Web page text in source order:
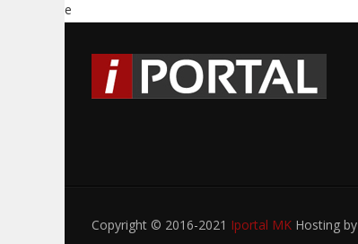
e
Copyright © 2016-2021 Iportal MK Hosting by